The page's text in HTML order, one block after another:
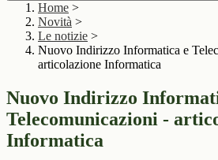
Home >
Novità >
Le notizie >
Nuovo Indirizzo Informatica e
articolazione Informatica
Nuovo Indirizzo
Telecomunicazioni -
Informatica